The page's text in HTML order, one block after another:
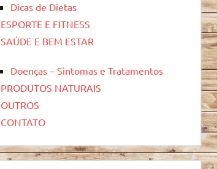
Dicas de Dietas
ESPORTE E FITNESS
SAÚDE E BEM ESTAR
Doenças – Sintomas e Tratamentos
PRODUTOS NATURAIS
OUTROS
CONTATO